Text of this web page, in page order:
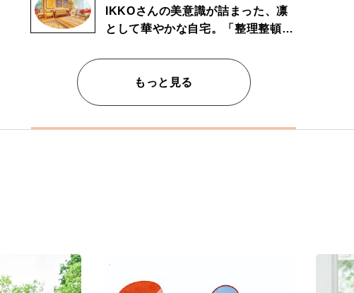
IKKOさんの美意識が詰まった、凛
として華やかな自宅。「整理整頓は
もっと見る